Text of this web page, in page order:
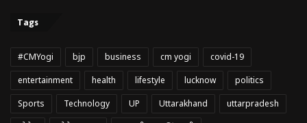
Tags
#CMYogi bjp business cm yogi
covid-19
entertainment
health lifestyle lucknow
politics
Sports
Technology UP Uttarakhand
uttarpradesh